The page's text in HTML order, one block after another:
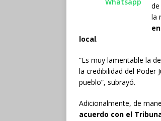
la
local.
“Es muy lamentable la
la credibilidad del Poder
pueblo”, subrayó.
Adicionalmente, de
acuerdo con el